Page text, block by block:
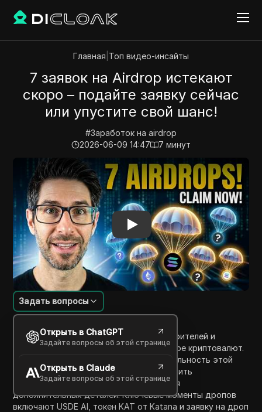
Главная Топ видео-инсайты
7 заявок на Airdrop истекают
скоро – подайте заявку сейчас
или упустите свой шанс!
#Заработок на airdrop
2026-06-09 14:47
7 минут
Play Video: 7 заявок на Airdrop истекают скоро –
Введение в содержание
Задать вопросы
Открыть в ChatGPT
Задайте вопросы об этой странице
Открыть в Claude
Задайте вопросы об этой странице
В этом видео Сантьяго приветствует зрителей и
обсуждает семь заявок на дропы в сфере криптовалют.
Он подчеркивает временную чувствительность этой
информации, призывая зрителей проверить
предоставленные ссылки для получения
дополнительных деталей. Ключевые моменты дропов
включают USDE AI, токен KAT от Katana и заявку на дроп